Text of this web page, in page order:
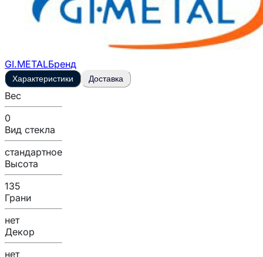
GI.METALБренд
Характеристики Доставка
Вес
0
Вид стекла
стандартное
Высота
135
Грани
нет
Декор
нет